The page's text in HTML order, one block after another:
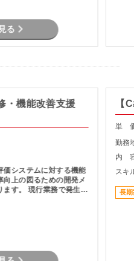
る
・機能改善支援
価システムに対する機能
向上の図るための開発メ
務で発生し
機能追加を実現しま
【
単
勤務
内
スキ
長期